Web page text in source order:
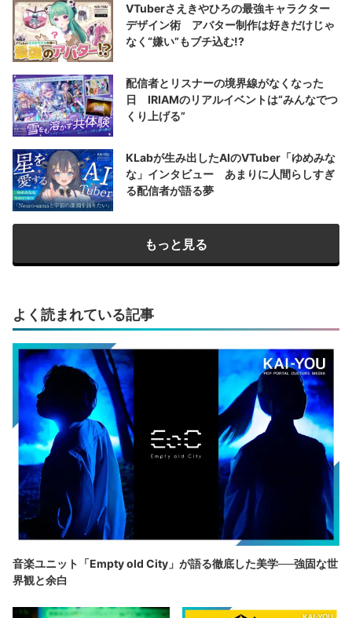
VTuberさえきやひろの最強キャラクター
デザイン術 アバター制作は好きだけじゃ
なく“嫌い”もブチ込む!?
配信者とリスナーの境界線がなくなった
日 IRIAMのリアルイベントは“みんなでつ
くり上げる”
KLabが生み出したAIのVTuber「ゆめみな
な」インタビュー あまりに人間らしすぎ
る配信者が語る夢
もっと見る
よく読まれている記事
音楽ユニット「Empty old City」が語る徹底した美学──強固な世
界観と余白